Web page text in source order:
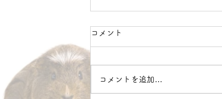
イベント🙏✨
コメント
コメントを追加…